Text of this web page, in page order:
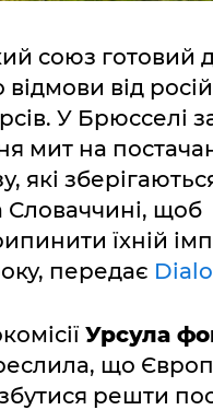
союз готовий
від
У Брюсселі
мит на
які
Словаччині, щоб
їхній
передає
Урсула
що
решти